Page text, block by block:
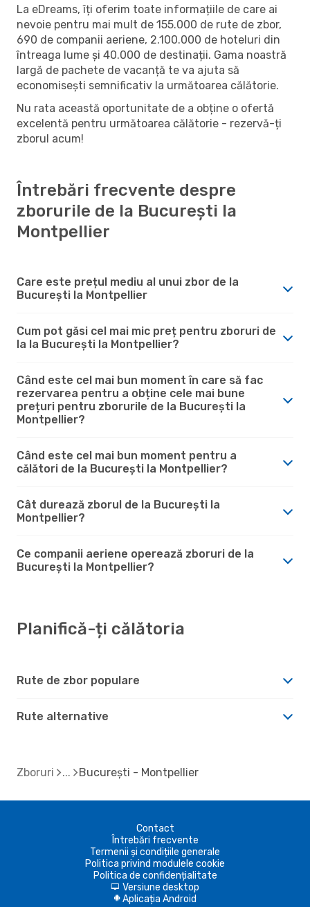
La eDreams, îți oferim toate informațiile de care ai
nevoie pentru mai mult de 155.000 de rute de zbor,
690 de companii aeriene, 2.100.000 de hoteluri din
întreaga lume și 40.000 de destinații. Gama noastră
largă de pachete de vacanță te va ajuta să
economisești semnificativ la următoarea călătorie.
Nu rata această oportunitate de a obține o ofertă
excelentă pentru următoarea călătorie - rezervă-ți
zborul acum!
Întrebări frecvente despre
zborurile de la București la
Montpellier
Care este prețul mediu al unui zbor de la
București la Montpellier
Cum pot găsi cel mai mic preț pentru zboruri de
la la București la Montpellier?
Când este cel mai bun moment în care să fac
rezervarea pentru a obține cele mai bune
prețuri pentru zborurile de la București la
Montpellier?
Când este cel mai bun moment pentru a
călători de la București la Montpellier?
Cât durează zborul de la București la
Montpellier?
Ce companii aeriene operează zboruri de la
București la Montpellier?
Planifică-ți călătoria
Rute de zbor populare
Rute alternative
Zboruri București - Montpellier
Contact
Întrebări frecvente
Termenii și condițiile generale
Politica privind modulele cookie
Politica de confidențialitate
d Versiune desktop
A Aplicația Android